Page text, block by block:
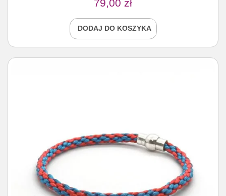
79,00 zł
DODAJ DO KOSZYKA